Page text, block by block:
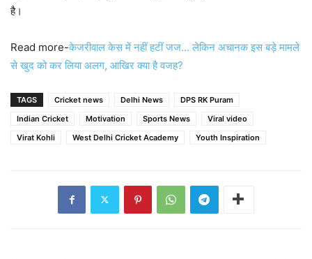
है।
Read more-केजरीवाल केस में नहीं हटीं जज… लेकिन अचानक इस बड़े मामले
से खुद को कर लिया अलग, आखिर क्या है वजह?
TAGS Cricket news Delhi News
DPS RK Puram
Indian Cricket
Motivation Sports News
Viral video
Virat Kohli
West Delhi Cricket Academy Youth Inspiration